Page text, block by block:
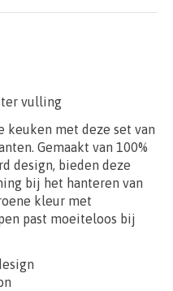
vulling
keuken met deze set van
Gemaakt van 100%
design, bieden deze
bij het hanteren van
kleur met
past moeiteloos bij